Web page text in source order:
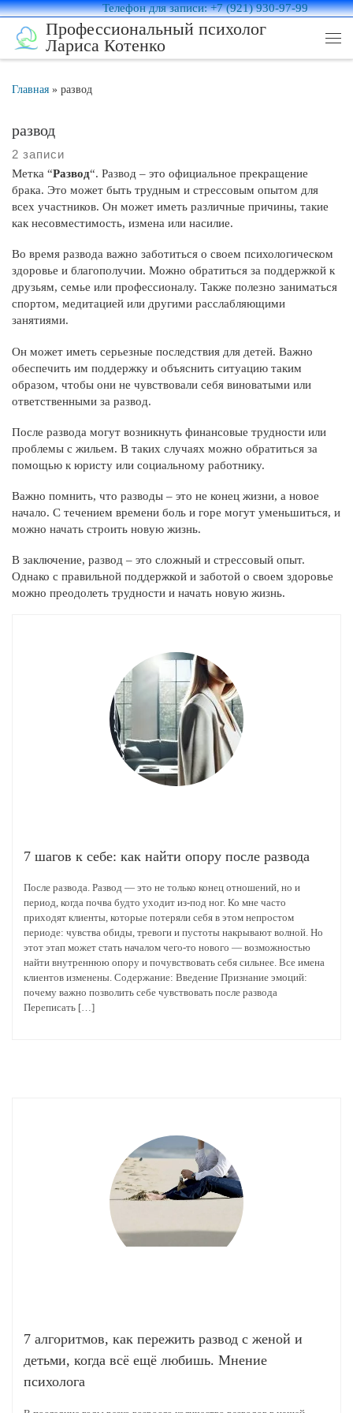
Перейти к содержимому
Телефон для записи: +7 (921) 930-97-99
Профессиональный психолог
Лариса Котенко
Главная » развод
развод
2 записи
Метка “Развод“. Развод – это официальное прекращение
брака. Это может быть трудным и стрессовым опытом для
всех участников. Он может иметь различные причины, такие
как несовместимость, измена или насилие.
Во время развода важно заботиться о своем психологическом
здоровье и благополучии. Можно обратиться за поддержкой к
друзьям, семье или профессионалу. Также полезно заниматься
спортом, медитацией или другими расслабляющими
занятиями.
Он может иметь серьезные последствия для детей. Важно
обеспечить им поддержку и объяснить ситуацию таким
образом, чтобы они не чувствовали себя виноватыми или
ответственными за развод.
После развода могут возникнуть финансовые трудности или
проблемы с жильем. В таких случаях можно обратиться за
помощью к юристу или социальному работнику.
Важно помнить, что разводы – это не конец жизни, а новое
начало. С течением времени боль и горе могут уменьшиться, и
можно начать строить новую жизнь.
В заключение, развод – это сложный и стрессовый опыт.
Однако с правильной поддержкой и заботой о своем здоровье
можно преодолеть трудности и начать новую жизнь.
7 шагов к себе: как найти опору после развода
После развода. Развод — это не только конец отношений, но и
период, когда почва будто уходит из-под ног. Ко мне часто
приходят клиенты, которые потеряли себя в этом непростом
периоде: чувства обиды, тревоги и пустоты накрывают волной. Но
этот этап может стать началом чего-то нового — возможностью
найти внутреннюю опору и почувствовать себя сильнее. Все имена
клиентов изменены. Содержание: Введение Признание эмоций:
почему важно позволить себе чувствовать после развода
Переписать […]
7 алгоритмов, как пережить развод с женой и
детьми, когда всё ещё любишь. Мнение
психолога